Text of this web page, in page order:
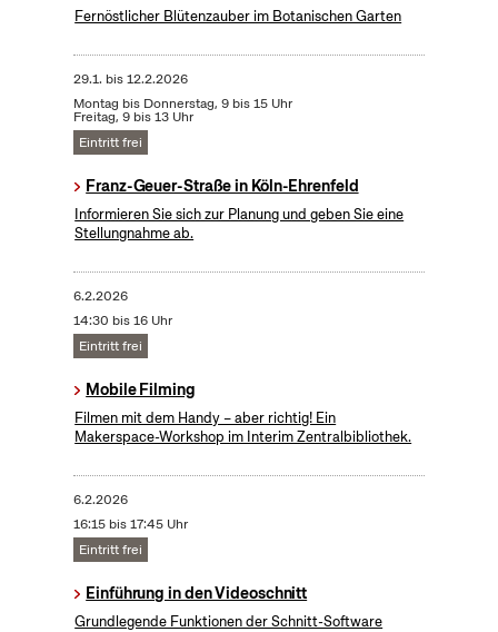
Fernöstlicher Blütenzauber im Botanischen Garten
29.1. bis12.2.2026
Montag bis Donnerstag, 9 bis 15 Uhr
Freitag, 9 bis 13 Uhr
Eintritt frei
Franz-Geuer-Straße in Köln-Ehrenfeld
Informieren Sie sich zur Planung und geben Sie eine
Stellungnahme ab.
6.2.2026
14:30 bis 16 Uhr
Eintritt frei
Mobile Filming
Filmen mit dem Handy – aber richtig! Ein
Makerspace-Workshop im Interim Zentralbibliothek.
6.2.2026
16:15 bis 17:45 Uhr
Eintritt frei
Einführung in den Videoschnitt
Grundlegende Funktionen der Schnitt-Software